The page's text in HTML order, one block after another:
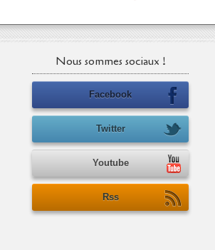
Nous sommes sociaux !
Facebook
Twitter
Youtube
Rss